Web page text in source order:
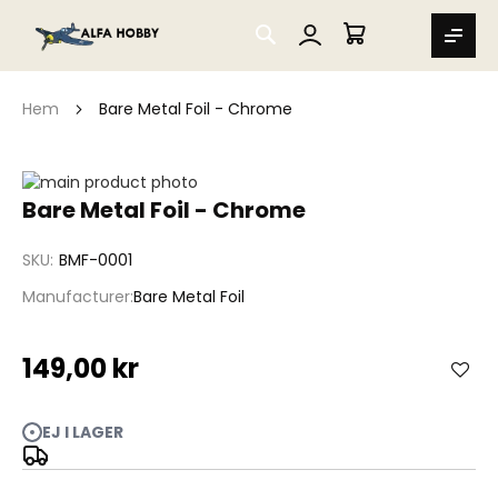
SEARCH
MIN VARUKORG
Hem Bare Metal Foil - Chrome
Bare Metal Foil - Chrome
SKU BMF-0001
ManufacturerBare Metal Foil
149,00 kr
EJ I LAGER
Hoppa
till
bildgalleriet
Hoppa
av
bildgalleriet